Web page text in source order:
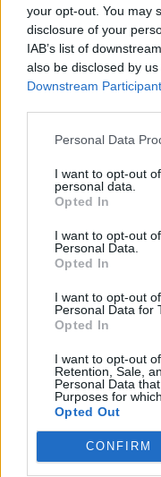
your opt-out. You may
disclosure of your
IAB’s list of
also be disclosed by
Downstream
Personal Data
I want to opt-out
personal data.
Opted In
I want to opt-out
Personal Data.
Opted In
I want to opt-out
Personal Data for
Opted In
I want to opt-out
Retention, Sale,
Personal Data
Purposes for
Opted Out
CONFIRM
Επίσης,
εκπαιδευτικές
εγκριθεί για το
Θράκης, µε
ευρώ, όπως επίσης
ερευνητικών
έργα
αναβάθµιση
εκατ. ευρώ, που
πρωτοβουλία για
εστιών µέσω Σ∆ΙΤ
η διαδικασία